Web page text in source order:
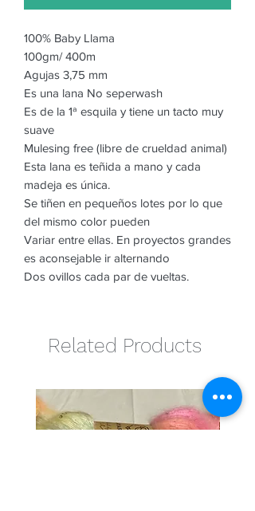
100% Baby Llama
100gm/ 400m
Agujas 3,75 mm
Es una lana No seperwash
Es de la 1ª esquila y tiene un tacto muy
suave
Mulesing free (libre de crueldad animal)
Esta lana es teñida a mano y cada
madeja es única.
Se tiñen en pequeños lotes por lo que
del mismo color pueden
Variar entre ellas. En proyectos grandes
es aconsejable ir alternando
Dos ovillos cada par de vueltas.
Related Products